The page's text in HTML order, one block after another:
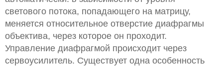
светового потока, попадающего на матрицу,
меняется относительное отверстие диафрагмы
объектива, через которое он проходит.
Управление диафрагмой происходит через
сервоусилитель. Существует одна особенность